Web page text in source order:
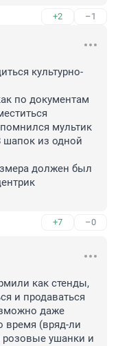
+2 –1
культурно-
по документам
мультик
шапок из одной
должен был
+7 –0
как стенды,
и продаваться
даже
время (вряд-ли
ушанки и